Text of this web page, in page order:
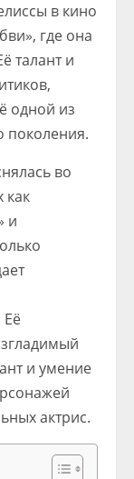
в кино
где она
талант и
одной из
поколения.
во
как
и
Её
и умение
актрис.